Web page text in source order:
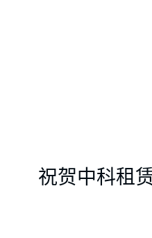
祝贺中科租